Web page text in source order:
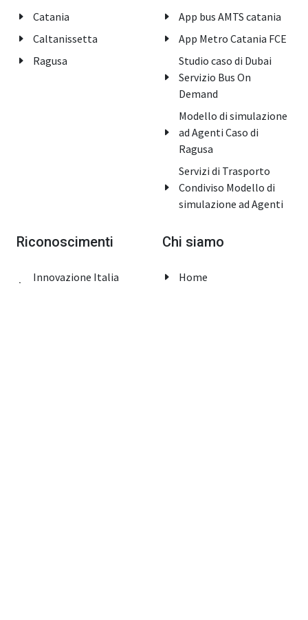
Catania
Caltanissetta
Ragusa
App bus AMTS catania
App Metro Catania FCE
Studio caso di Dubai
Servizio Bus On
Demand
Modello di simulazione
ad Agenti Caso di
Ragusa
Servizi di Trasporto
Condiviso Modello di
simulazione ad Agenti
Riconoscimenti
Innovazione Italia
Chi siamo
Home